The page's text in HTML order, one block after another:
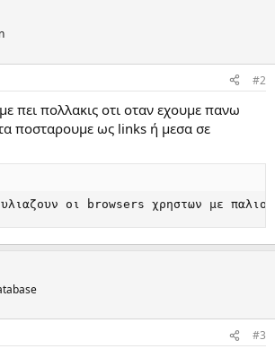
#2
πει πολλακις οτι οταν εχουμε πανω
ποσταρουμε ως links ή μεσα σε
οι browsers χρηστων με
#3